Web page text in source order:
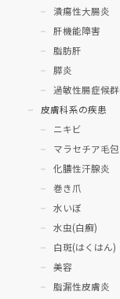
潰瘍性大腸炎
肝機能障害
脂肪肝
膵炎
過敏性腸症候群
皮膚科系の疾患
ニキビ
マラセチア毛
化膿性汗腺炎
巻き爪
水いぼ
水虫(白癬)
白斑(はくはん)
美容
脂漏性皮膚炎